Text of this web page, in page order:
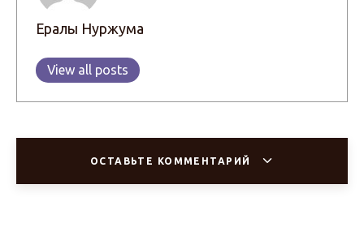
Ералы Нуржума
View all posts
ОСТАВЬТЕ КОММЕНТАРИЙ